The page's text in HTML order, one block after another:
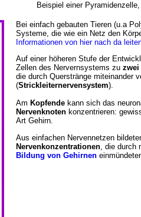
Beispiel einer
Bei einfach gebauten Tieren (u.a
Systeme, die wie ein Netz den
Informationen von hier nach da
Auf einer höheren Stufe der
Zellen des Nervernsystems zu zwei
die durch Querstränge miteinander
(Strickleiternervensystem).
Am Kopfende kann sich das
Nervenknoten konzentrieren:
Art Gehirn.
Aus einfachen Nervennetzen
Nervenkonzentrationen , die
Bildung von Gehirnen